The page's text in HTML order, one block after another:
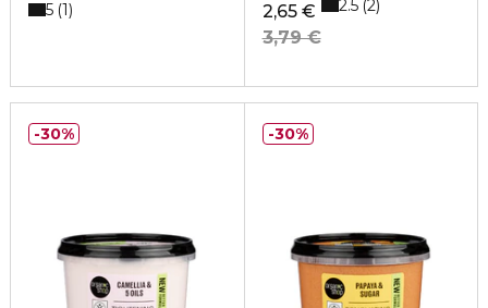
5 1
2,65 €
3,79 €
2.5 2
30% 30%